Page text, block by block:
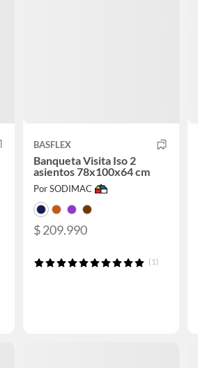
BASFLEX
Banqueta Visita Iso 2
asientos 78x100x64 cm
Por SODIMAC
$ 209.990
(1)